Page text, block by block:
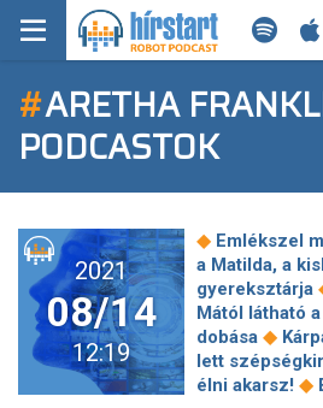
KEZDŐLAP
FRISS HÍREK
FILM-ZENE-SZÓRAKOZÁS
PLAYLIST
MI AZ A ROBOT PODCAST?
#ARETHA
PODCASTOK
2021
08/14
12:19
◆ Emlékszel
a Matilda, a
gyereksztárja
Mától látható
dobása ◆
lett
élni akarsz! ◆